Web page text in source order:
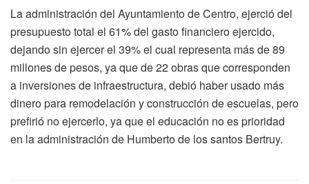
La administración del Ayuntamiento de Centro, ejerció del
presupuesto total el 61% del gasto financiero ejercido,
dejando sin ejercer el 39% el cual representa más de 89
millones de pesos, ya que de 22 obras que corresponden
a inversiones de infraestructura, debió haber usado más
dinero para remodelación y construcción de escuelas, pero
prefirió no ejercerlo, ya que el educación no es prioridad
en la administración de Humberto de los santos Bertruy.